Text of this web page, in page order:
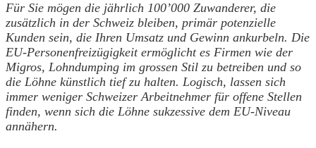
Für Sie mögen die jährlich 100’000 Zuwanderer, die
zusätzlich in der Schweiz bleiben, primär potenzielle
Kunden sein, die Ihren Umsatz und Gewinn ankurbeln. Die
EU-Personenfreizügigkeit ermöglicht es Firmen wie der
Migros, Lohndumping im grossen Stil zu betreiben und so
die Löhne künstlich tief zu halten. Logisch, lassen sich
immer weniger Schweizer Arbeitnehmer für offene Stellen
finden, wenn sich die Löhne sukzessive dem EU-Niveau
annähern.